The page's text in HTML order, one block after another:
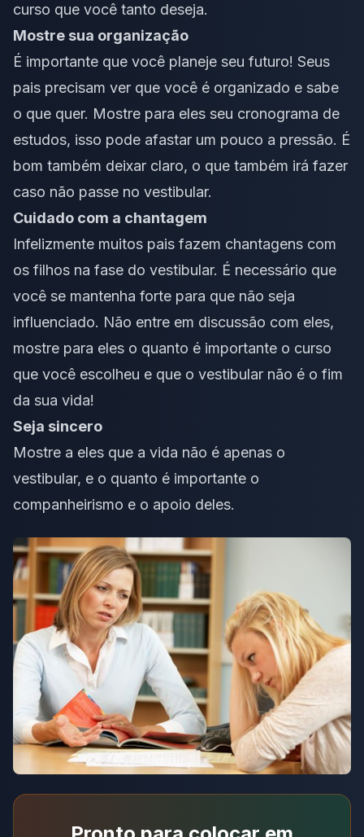
curso que você tanto deseja.
Mostre sua organização
É importante que você planeje seu futuro! Seus
pais precisam ver que você é organizado e sabe
o que quer. Mostre para eles seu cronograma de
estudos, isso pode afastar um pouco a pressão. É
bom também deixar claro, o que também irá fazer
caso não passe no vestibular.
Cuidado com a chantagem
Infelizmente muitos pais fazem chantagens com
os filhos na fase do vestibular. É necessário que
você se mantenha forte para que não seja
influenciado. Não entre em discussão com eles,
mostre para eles o quanto é importante o curso
que você escolheu e que o vestibular não é o fim
da sua vida!
Seja sincero
Mostre a eles que a vida não é apenas o
vestibular, e o quanto é importante o
companheirismo e o apoio deles.